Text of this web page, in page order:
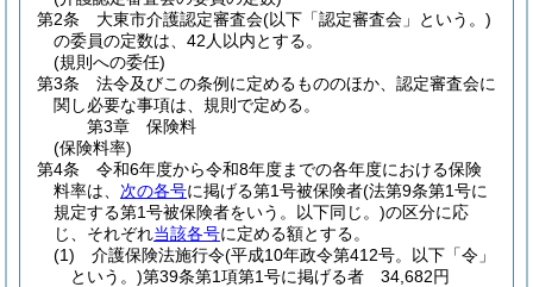
第2条
大東市介護認定審査会(以下「認定審査会」という。)
の委員の定数は、42人以内とする。
(規則への委任)
第3条
法令及びこの条例に定めるもののほか、認定審査会に
関し必要な事項は、規則で定める。
第3章
保険料
(保険料率)
第4条
令和6年度から令和8年度までの各年度における保険
料率は、 次の各号に掲げる第1号被保険者(法第9条第1号に
規定する第1号被保険者をいう。以下同じ。)の区分に応
じ、それぞれ当該各号に定める額とする。
(1)
介護保険法施行令(平成10年政令第412号。以下「令」
という。)第39条第1項第1号に掲げる者 34,682円